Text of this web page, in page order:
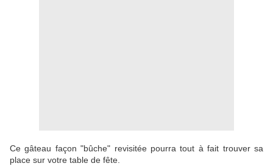
Ce gâteau façon "bûche" revisitée pourra tout à fait trouver sa
place sur votre table de fête.